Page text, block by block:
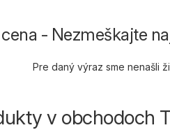
- Nezmeškajte
Pre daný výraz sme nenašli
v obchodoch